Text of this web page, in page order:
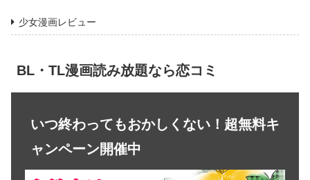
少女漫画レビュー
BL・TL漫画読み放題なら恋コミ
いつ終わってもおかしくない！超無料キ
ャンペーン開催中